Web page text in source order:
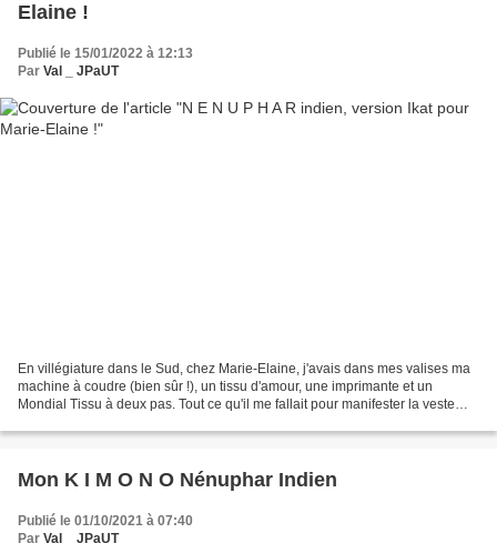
Elaine !
Publié le 15/01/2022 à 12:13
Par Val _ JPaUT
En villégiature dans le Sud, chez Marie-Elaine, j'avais dans mes valises ma
machine à coudre (bien sûr !), un tissu d'amour, une imprimante et un
Mondial Tissu à deux pas. Tout ce qu'il me fallait pour manifester la veste
Mon K I M O N O Nénuphar Indien
Publié le 01/10/2021 à 07:40
Par Val _ JPaUT